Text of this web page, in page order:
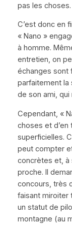
pas les choses.
C’est donc en
« Nano »
à homme.
entretien, on
échanges sont
parfaitement la
de son ami, qui
Cependant, «
choses et
superficielles.
peut compter
concrètes et, à
proche. Il
concours, très
faisant miroiter
un statut de
montagne (au